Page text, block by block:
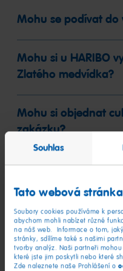
Souhlas
Tato webová
Soubory cookies používáme k
abychom mohli nabízet různé
na náš web. Informace o tom,
stránky, sdílíme také s našimi
tvorby analýz. Naši partneři
které jste jim poskytli nebo které
Zde naleznete naše Prohlášení o
Mohu se podívat do
Mohu si u HARIBO
Zlatého medvídka?
Mohu si objednat
zakázku?
Mohu vám zaslat
dar/sponzoring?
Jak se mohu stát
partnerem